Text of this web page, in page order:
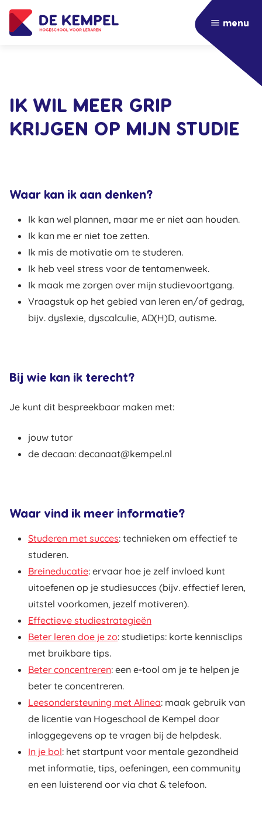
menu
IK WIL MEER GRIP
KRIJGEN OP MIJN STUDIE
Waar kan ik aan denken?
Ik kan wel plannen, maar me er niet aan houden.
Ik kan me er niet toe zetten.
Ik mis de motivatie om te studeren.
Ik heb veel stress voor de tentamenweek.
Ik maak me zorgen over mijn studievoortgang.
Vraagstuk op het gebied van leren en/of gedrag,
bijv. dyslexie, dyscalculie, AD(H)D, autisme.
Bij wie kan ik terecht?
Je kunt dit bespreekbaar maken met:
jouw tutor
de decaan: decanaat@kempel.nl
Waar vind ik meer informatie?
Studeren met succes: technieken om effectief te
studeren.
Breineducatie: ervaar hoe je zelf invloed kunt
uitoefenen op je studiesucces (bijv. effectief leren,
uitstel voorkomen, jezelf motiveren).
Effectieve studiestrategieën
Beter leren doe je zo: studietips: korte kennisclips
met bruikbare tips.
Beter concentreren: een e-tool om je te helpen je
beter te concentreren.
Leesondersteuning met Alinea: maak gebruik van
de licentie van Hogeschool de Kempel door
inloggegevens op te vragen bij de helpdesk.
In je bol: het startpunt voor mentale gezondheid
met informatie, tips, oefeningen, een community
en een luisterend oor via chat & telefoon.